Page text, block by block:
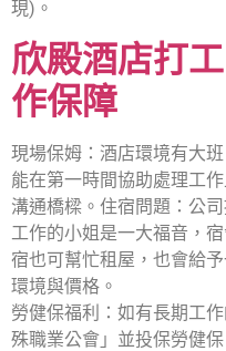
現)。
欣殿酒店打
作保障
現場保姆：酒店環境有大
能在第一時間協助處理工
溝通橋樑。住宿問題：公
工作的小姐是一大福音，
宿也可幫忙租屋，也會給
環境與價格。
勞健保福利：如有長期工
殊職業公會」並投保勞健